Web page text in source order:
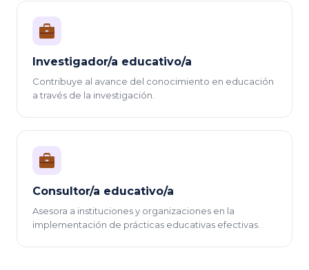
Investigador/a educativo/a
Contribuye al avance del conocimiento en educación
a través de la investigación.
Consultor/a educativo/a
Asesora a instituciones y organizaciones en la
implementación de prácticas educativas efectivas.